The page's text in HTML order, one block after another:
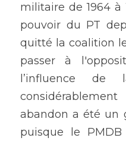
militaire de 1964 à
pouvoir du PT
quitté la coalition
passer à
l’influence de
abandon a été un
puisque le PMDB